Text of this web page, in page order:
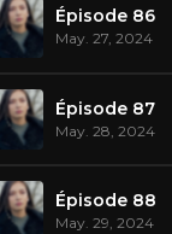
Épisode 86
May. 27, 2024
Épisode 87
May. 28, 2024
Épisode 88
May. 29, 2024